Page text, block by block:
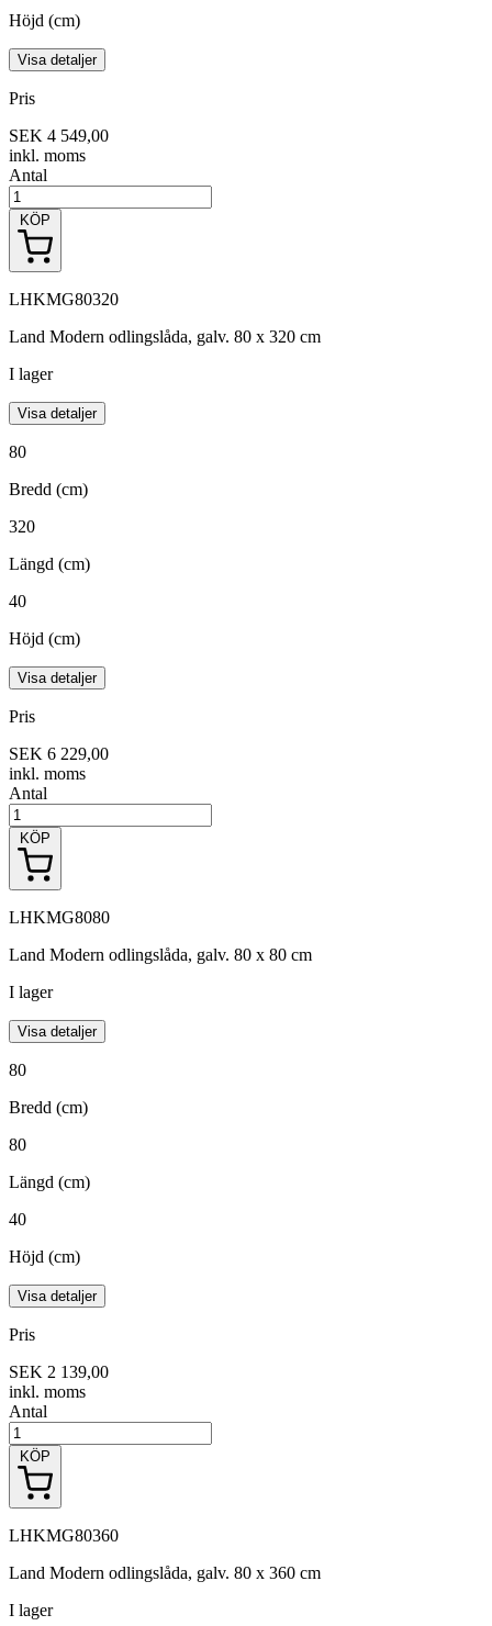
Höjd (cm)
Visa detaljer
Pris
SEK 4 549,00
inkl. moms
Antal
KÖP
LHKMG80320
Land Modern odlingslåda, galv. 80 x 320 cm
I lager
Visa detaljer
80
Bredd (cm)
320
Längd (cm)
40
Höjd (cm)
Visa detaljer
Pris
SEK 6 229,00
inkl. moms
Antal
KÖP
LHKMG8080
Land Modern odlingslåda, galv. 80 x 80 cm
I lager
Visa detaljer
80
Bredd (cm)
80
Längd (cm)
40
Höjd (cm)
Visa detaljer
Pris
SEK 2 139,00
inkl. moms
Antal
KÖP
LHKMG80360
Land Modern odlingslåda, galv. 80 x 360 cm
I lager